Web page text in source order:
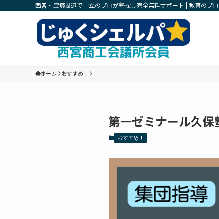
西宮・宝塚周辺で中立のプロが塾探し完全無料サポート | 教育のプ
ホーム おすすめ！
第一ゼミナール久
おすすめ！